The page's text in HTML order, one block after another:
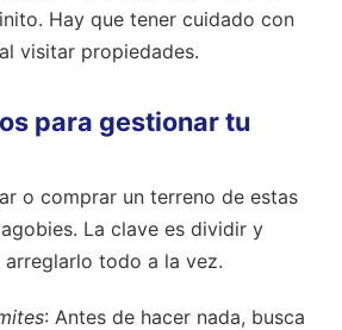
Hay que tener cuidado con
visitar propiedades.
para gestionar tu
o comprar un terreno de estas
La clave es dividir y
todo a la vez.
: Antes de hacer nada, busca